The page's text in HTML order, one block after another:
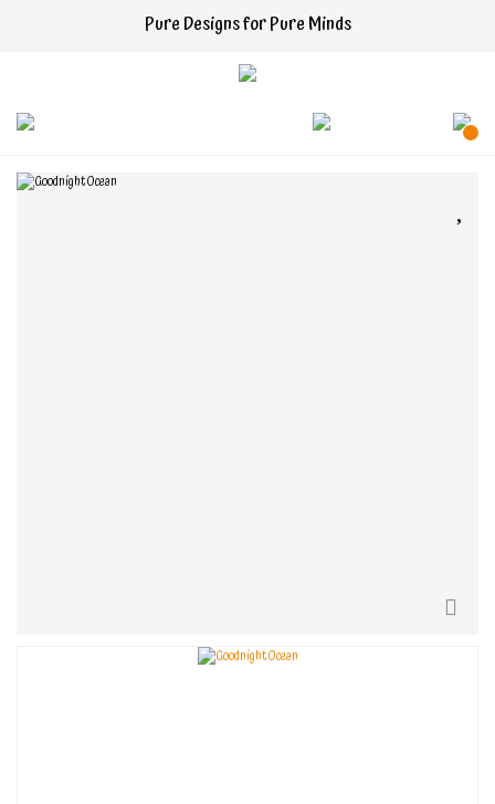
Pure Designs for Pure Minds